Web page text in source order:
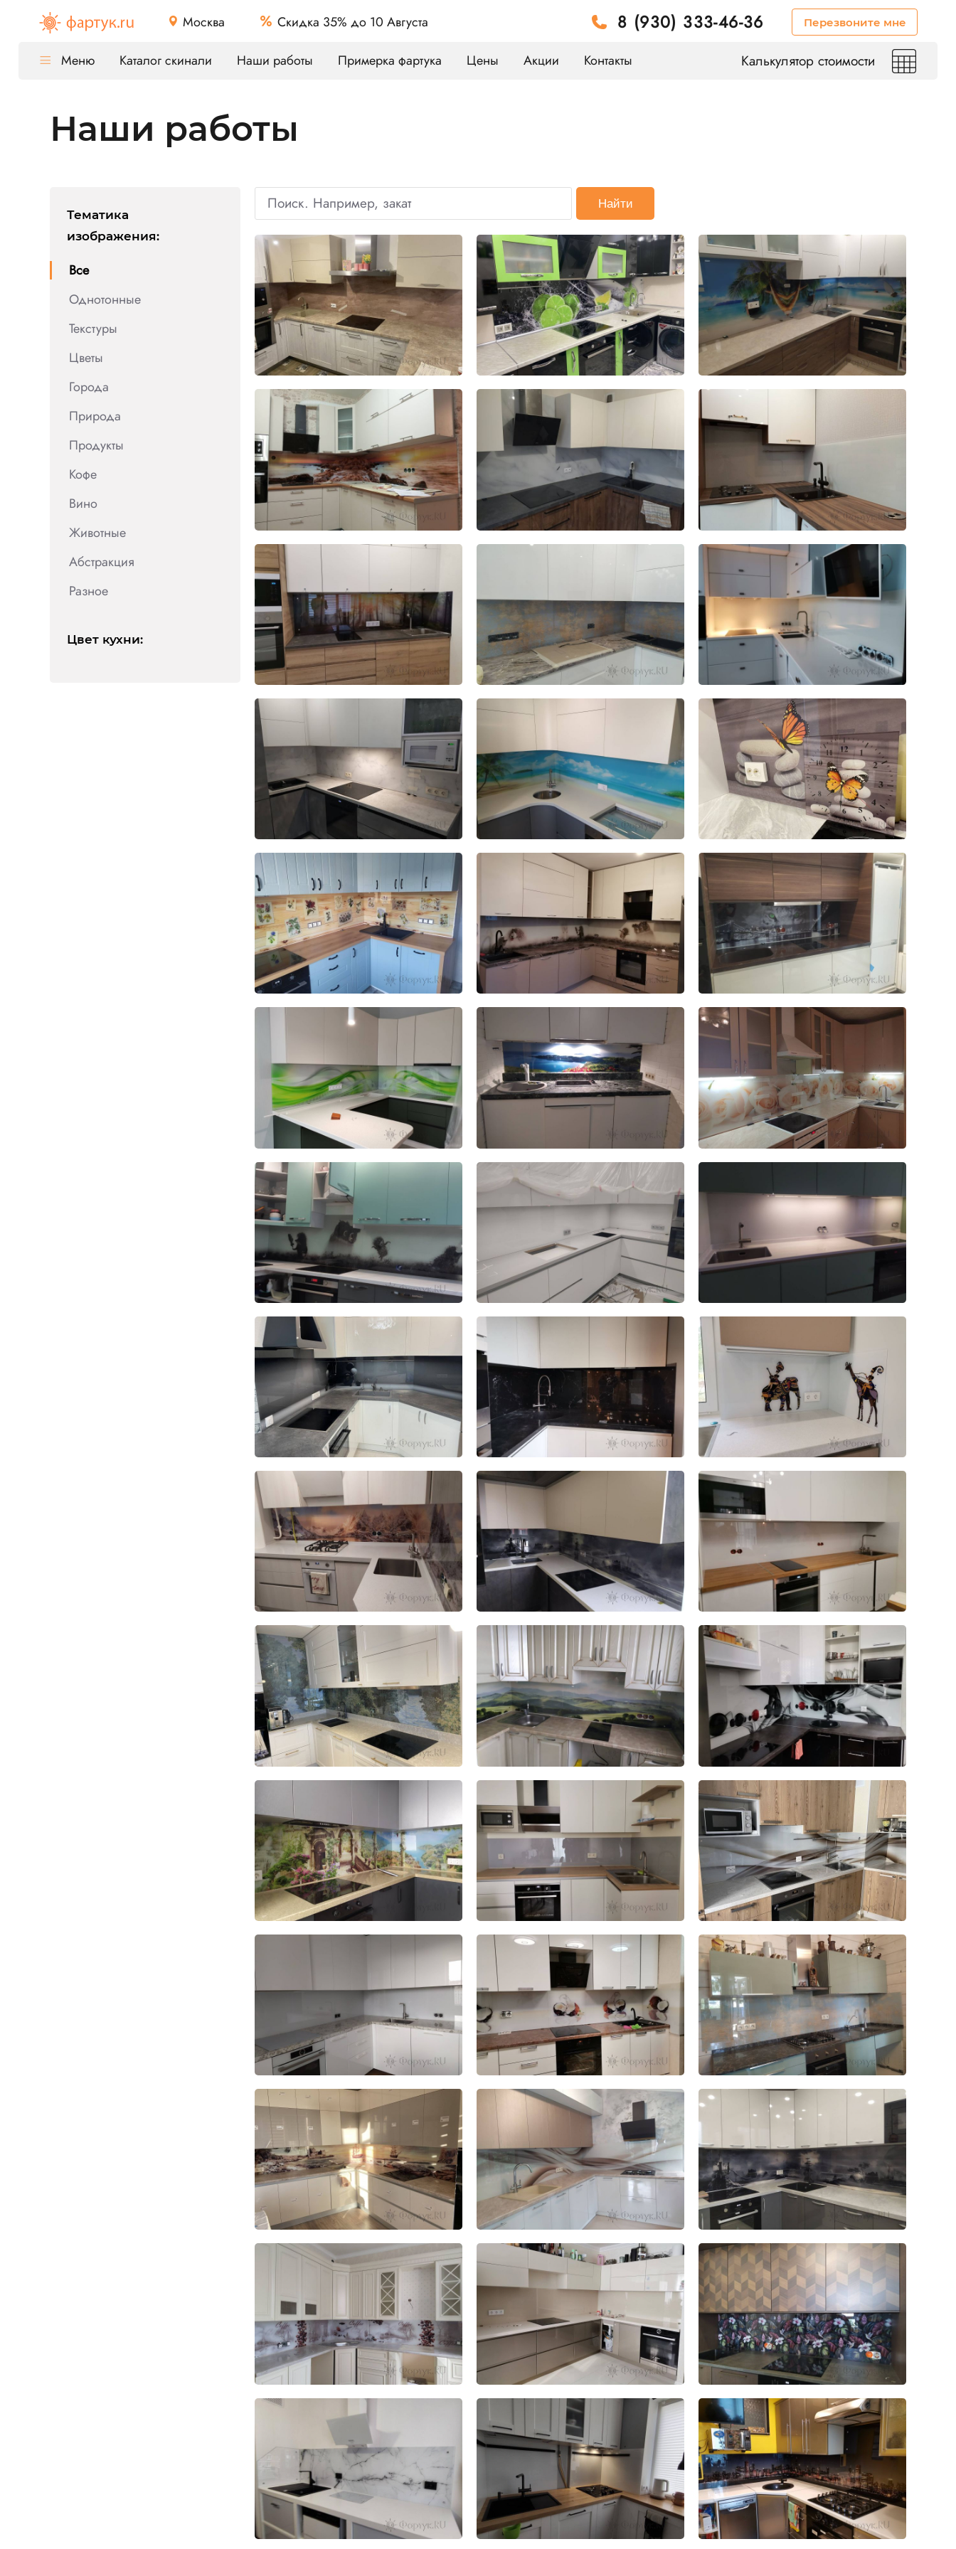
Москва Скидка 35% до 10 Августа 8 (930) 333-46-36 Перезвоните мне
Меню Каталог скинали Наши работы Примерка фартука Цены Акции Контакты Калькулятор стоимости
Наши работы
Тематика
изображения:
Все
Однотонные
Текстуры
Цветы
Города
Природа
Продукты
Кофе
Вино
Животные
Абстракция
Разное
Цвет кухни: